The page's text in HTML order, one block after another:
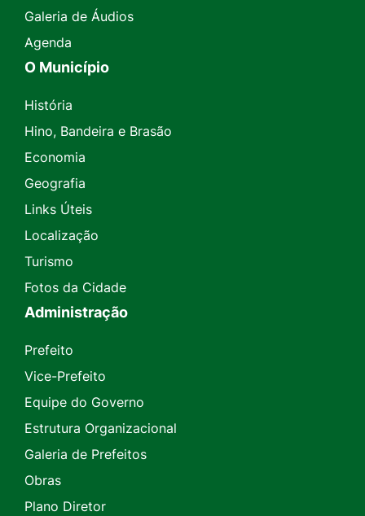
Galeria de Áudios
Agenda
O Município
História
Hino, Bandeira e Brasão
Economia
Geografia
Links Úteis
Localização
Turismo
Fotos da Cidade
Administração
Prefeito
Vice-Prefeito
Equipe do Governo
Estrutura Organizacional
Galeria de Prefeitos
Obras
Plano Diretor